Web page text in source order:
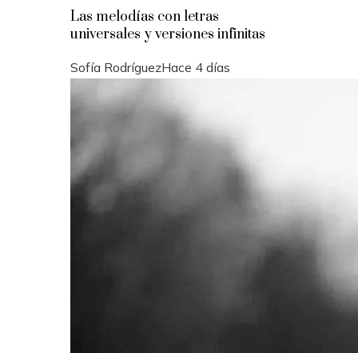
Las melodías con letras
universales y versiones infinitas
Sofía RodríguezHace 4 días